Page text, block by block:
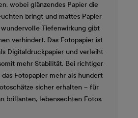
wobei glänzendes Papier die
bringt und mattes Papier
Tiefenwirkung gibt
verhindert. Das Fotopapier ist
Digitaldruckpapier und verleiht
mehr Stabilität. Bei richtiger
das Fotopapier mehr als hundert
sicher erhalten – für
brillanten, lebensechten Fotos.